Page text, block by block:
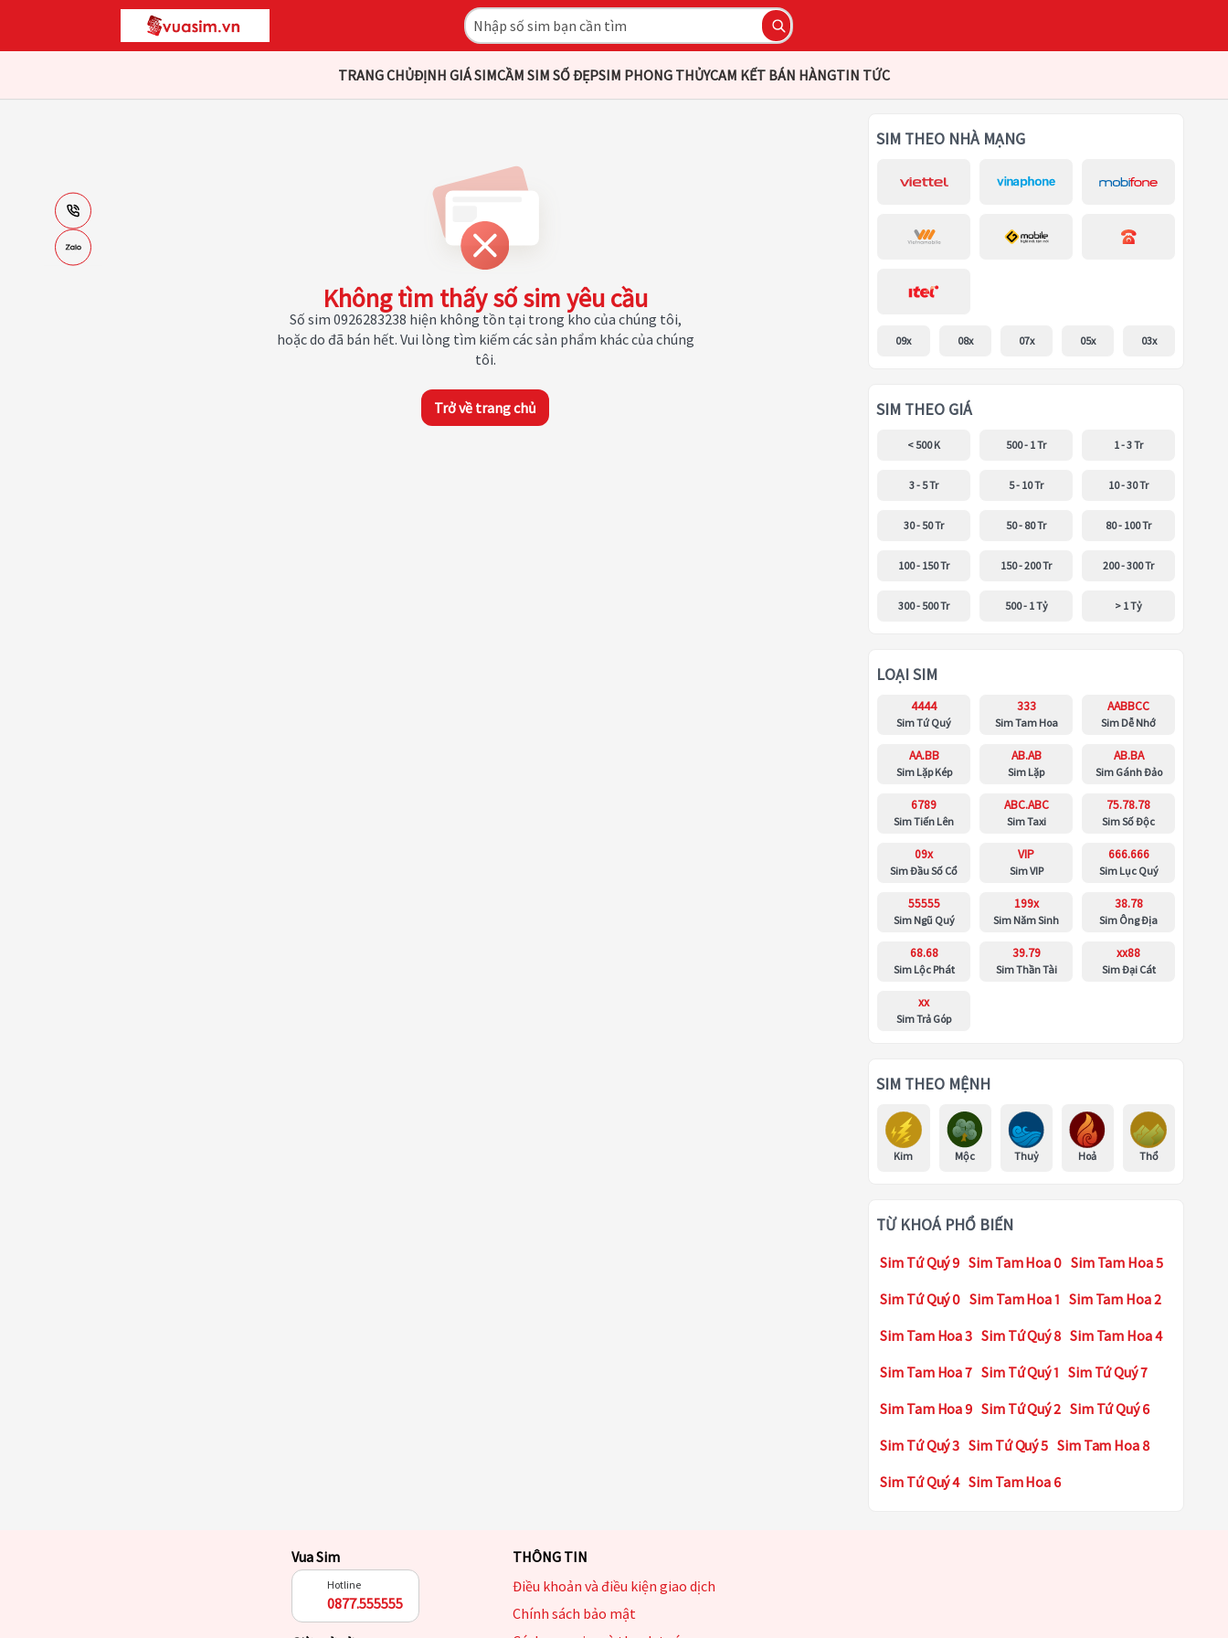
TRANG CHỦĐỊNH GIÁ SIMCẦM SIM SỐ ĐẸPSIM PHONG THỦYCAM KẾT BÁN HÀNGTIN TỨC
Không tìm thấy số sim yêu cầu
Số sim 0926283238 hiện không tồn tại trong kho của chúng tôi,
hoặc do đã bán hết. Vui lòng tìm kiếm các sản phẩm khác của chúng
tôi.
Trở về trang chủ
SIM THEO NHÀ MẠNG
09x 08x 07x 05x 03x
SIM THEO GIÁ
< 500 K 500 - 1 Tr 1 - 3 Tr
3 - 5 Tr 5 - 10 Tr 10 - 30 Tr
30 - 50 Tr 50 - 80 Tr 80 - 100 Tr
100 - 150 Tr 150 - 200 Tr 200 - 300 Tr
300 - 500 Tr 500 - 1 Tỷ > 1 Tỷ
LOẠI SIM
4444
Sim Tứ Quý
333
Sim Tam Hoa
AABBCC
Sim Dễ Nhớ
AA.BB
Sim Lặp Kép
AB.AB
Sim Lặp
AB.BA
Sim Gánh Đảo
6789
Sim Tiến Lên
ABC.ABC
Sim Taxi
75.78.78
Sim Số Độc
09x
Sim Đầu Số Cổ
VIP
Sim VIP
666.666
Sim Lục Quý
55555
Sim Ngũ Quý
199x
Sim Năm Sinh
38.78
Sim Ông Địa
68.68
Sim Lộc Phát
39.79
Sim Thần Tài
xx88
Sim Đại Cát
xx
Sim Trả Góp
SIM THEO MỆNH
Kim Mộc Thuỷ Hoả Thổ
TỪ KHOÁ PHỔ BIẾN
Sim Tứ Quý 9 Sim Tam Hoa 0 Sim Tam Hoa 5
Sim Tứ Quý 0 Sim Tam Hoa 1 Sim Tam Hoa 2
Sim Tam Hoa 3 Sim Tứ Quý 8 Sim Tam Hoa 4
Sim Tam Hoa 7 Sim Tứ Quý 1 Sim Tứ Quý 7
Sim Tam Hoa 9 Sim Tứ Quý 2 Sim Tứ Quý 6
Sim Tứ Quý 3 Sim Tứ Quý 5 Sim Tam Hoa 8
Sim Tứ Quý 4 Sim Tam Hoa 6
Vua Sim
Hotline
0877.555555
THÔNG TIN
Điều khoản và điều kiện giao dịch
Chính sách bảo mật